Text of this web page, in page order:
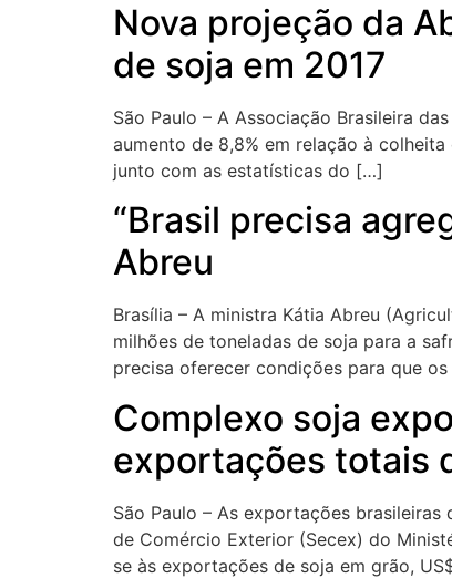
Nova projeção da
de soja em 2017
São Paulo – A Associação Brasileira
aumento de 8,8% em relação à
junto com as estatísticas do […]
“Brasil precisa
Abreu
Brasília – A ministra Kátia Abreu
milhões de toneladas de soja para a
precisa oferecer condições para que
Complexo soja
exportações totais
São Paulo – As exportações
de Comércio Exterior (Secex) do
se às exportações de soja em grão,